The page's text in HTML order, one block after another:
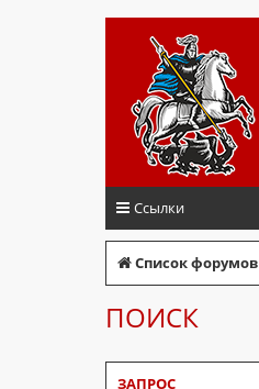
Ссылки
Список форумов
ПОИСК
ЗАПРОС